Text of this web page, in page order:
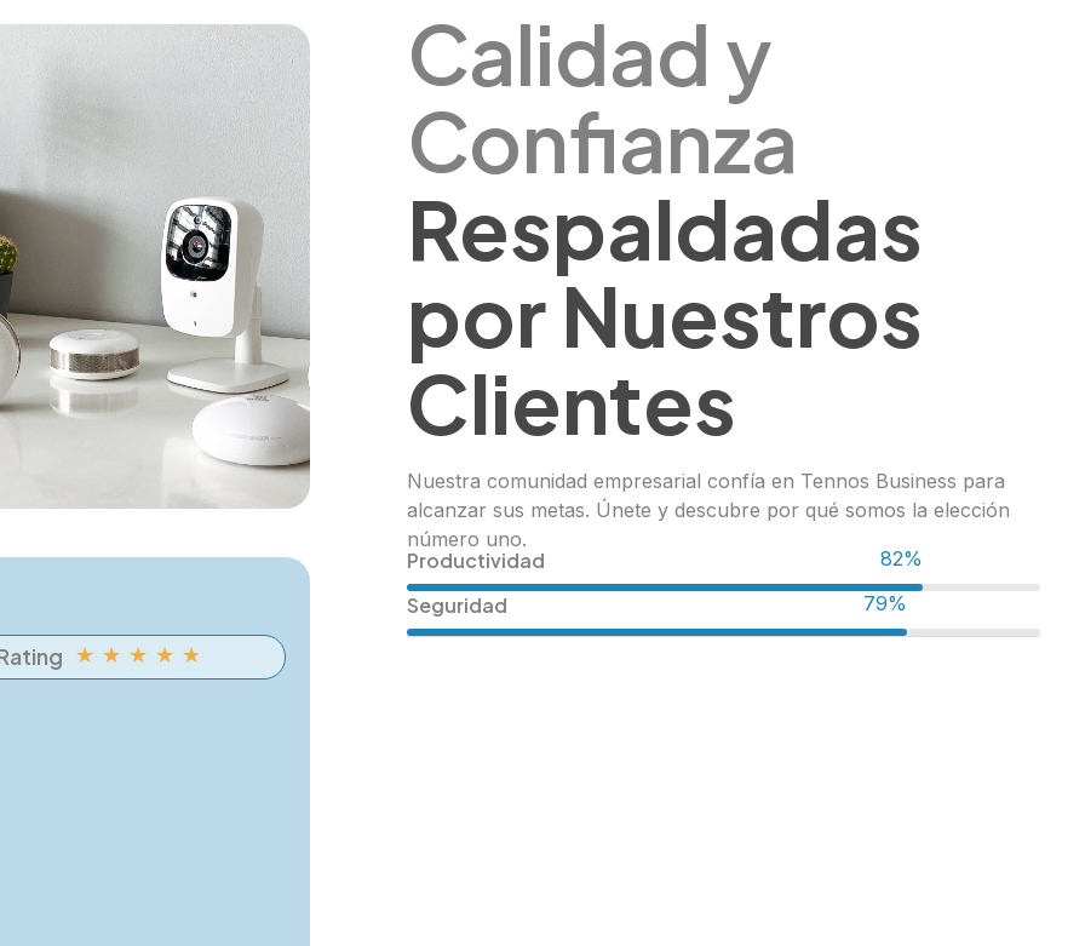
★ ★ ★ ★ ★
Calidad y
Confianza
Respaldadas
por Nuestros
Clientes
Nuestra comunidad empresarial confía en Tennos Business para
alcanzar sus metas. Únete y descubre por qué somos la elección
número uno.
Productividad
Seguridad